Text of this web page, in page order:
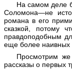
На самом деле
Соломона—не
романа в его
сказкой, потому
правдоподобным
еще более наивных
Просмотрим же
рассказы о первых